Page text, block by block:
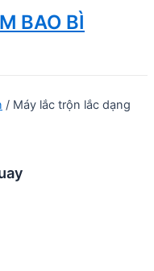
BAO BÌ
/ Máy lắc trộn lắc dạng